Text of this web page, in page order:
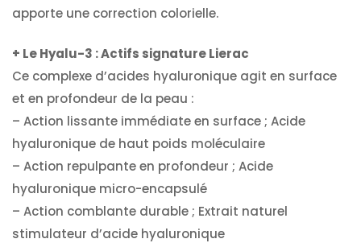
apporte une correction colorielle.
+ Le Hyalu-3 : Actifs signature Lierac
Ce complexe d’acides hyaluronique agit en surface
et en profondeur de la peau :
– Action lissante immédiate en surface ; Acide
hyaluronique de haut poids moléculaire
– Action repulpante en profondeur ; Acide
hyaluronique micro-encapsulé
– Action comblante durable ; Extrait naturel
stimulateur d’acide hyaluronique